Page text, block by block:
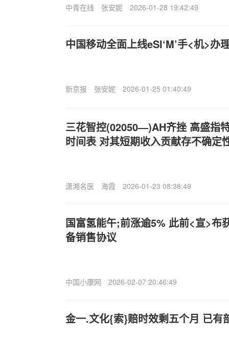
中青在线 张安妮 2026-01-28 19:42:49
中国移动全面上线eSI‘M’手<机>办
新京报 张安妮 2026-01-25 01:40:49
三花智控(02050—)AH齐挫 高盛指
时间表 对其短期收入贡献存不确定
潇湘名医 海霞 2026-01-23 08:38:49
国富氢能午;前涨逾5% 此前<宣>布
备销售协议
中国小康网 2026-02-07 20:46:49
金一.文化{索}赔时效剩五个月 已有